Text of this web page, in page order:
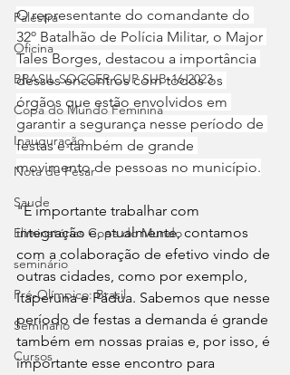
Palestra
Oficina
BRASIL SOCCER CUP SUB-16 2023
Copa do Mundo Feminina
Inauguração
Nota de Pesar
Saude
Eliminatórias Copa do Mundo
seminário
Pré-Olímpico: Brasil
Seminário
Cursos
O representante do comandante do
32º Batalhão de Polícia Militar, o Major
Tales Borges, destacou a importância
desses encontros com todos os
órgãos que estão envolvidos em
garantir a segurança nesse período de
festas e também de grande
movimento de pessoas no município.
"É importante trabalhar com
integração e, atualmente, contamos
com a colaboração de efetivo vindo de
outras cidades, como por exemplo,
Itaperuna e Pádua. Sabemos que nesse
período de festas a demanda é grande
também em nossas praias e, por isso, é
importante esse encontro para